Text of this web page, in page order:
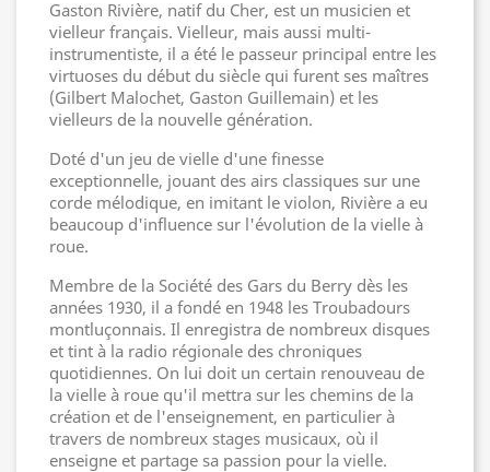
Gaston Rivière, natif du Cher, est un musicien et
vielleur français. Vielleur, mais aussi multi-
instrumentiste, il a été le passeur principal entre les
virtuoses du début du siècle qui furent ses maîtres
(Gilbert Malochet, Gaston Guillemain) et les
vielleurs de la nouvelle génération.
Doté d'un jeu de vielle d'une finesse
exceptionnelle, jouant des airs classiques sur une
corde mélodique, en imitant le violon, Rivière a eu
beaucoup d'influence sur l'évolution de la vielle à
roue.
Membre de la Société des Gars du Berry dès les
années 1930, il a fondé en 1948 les Troubadours
montluçonnais. Il enregistra de nombreux disques
et tint à la radio régionale des chroniques
quotidiennes. On lui doit un certain renouveau de
la vielle à roue qu'il mettra sur les chemins de la
création et de l'enseignement, en particulier à
travers de nombreux stages musicaux, où il
enseigne et partage sa passion pour la vielle.